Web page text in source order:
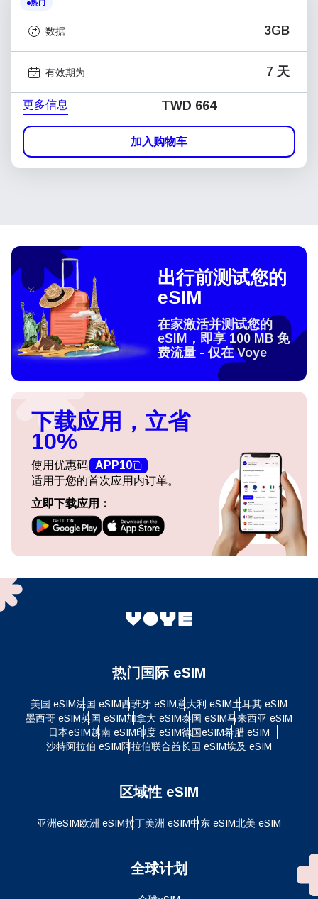
热门
数据 3GB
有效期为 7 天
更多信息 TWD 664
加入购物车
出行前测试您的
eSIM
在家激活并测试您的
eSIM，即享 100 MB 免
费流量 - 仅在 Voye
下载应用，立省
10%
使用优惠码 APP10
适用于您的首次应用内订单。
立即下载应用：
热门国际 eSIM
美国 eSIM法国 eSIM西班牙 eSIM意大利 eSIM土耳其 eSIM
墨西哥 eSIM英国 eSIM加拿大 eSIM泰国 eSIM马来西亚 eSIM
日本eSIM越南 eSIM印度 eSIM德国eSIM希腊 eSIM
沙特阿拉伯 eSIM阿拉伯联合酋长国 eSIM埃及 eSIM
区域性 eSIM
亚洲eSIM欧洲 eSIM拉丁美洲 eSIM中东 eSIM北美 eSIM
全球计划